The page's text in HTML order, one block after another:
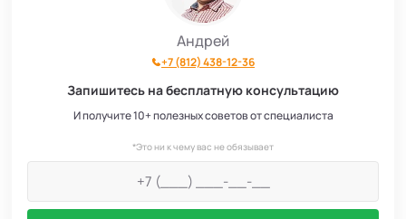
Андрей
+7 (812) 438-12-36
Запишитесь на бесплатную консультацию
И получите 10+ полезных советов от специалиста
*Это ни к чему вас не обязывает